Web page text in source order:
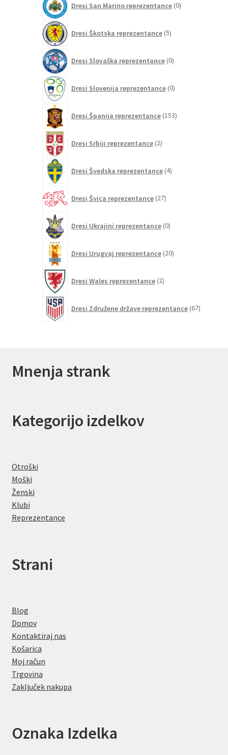
Dresi San Marino reprezentance 0izdelkov
Dresi Škotska reprezentance 5izdelkov
Dresi Slovaška reprezentance 0izdelkov
Dresi Slovenija reprezentance 0izdelkov
Dresi Španija reprezentance 153izdelkov
Dresi Srbiji reprezentance 2izdelka
Dresi Švedska reprezentance 4izdelki
Dresi Švica reprezentance 27izdelkov
Dresi Ukrajini reprezentance 0izdelkov
Dresi Urugvaj reprezentance 20izdelkov
Dresi Wales reprezentance 2izdelka
Dresi Združene države reprezentance 67izdelkov
Mnenja strank
Kategorijo izdelkov
Otroški
Moški
Ženski
Klubi
Reprezentance
Strani
Blog
Domov
Kontaktiraj nas
Košarica
Moj račun
Trgovina
Zaključek nakupa
Oznaka Izdelka